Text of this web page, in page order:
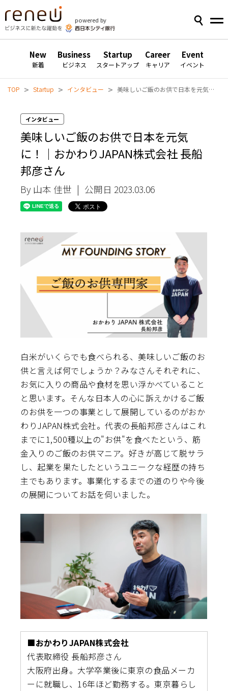
powered by
New
新着
Business
ビジネス
Startup
スタートアップ
Career
キャリア
Event
イベント
TOP > Startup > インタビュー > 美味しいご飯のお供で日本を元気に！｜おかわりJAPAN株式会社 長船邦彦さん
インタビュー
美味しいご飯のお供で日本を元気
に！｜おかわりJAPAN株式会社 長船
邦彦さん
By 山本 佳世 | 公開日 2023.03.06
白米がいくらでも食べられる、美味しいご飯のお
供と言えば何でしょうか？みなさんそれぞれに、
お気に入りの商品や食材を思い浮かべていること
と思います。そんな日本人の心に訴えかけるご飯
のお供を一つの事業として展開しているのがおか
わりJAPAN株式会社。代表の長船邦彦さんはこれ
までに1,500種以上の"お供"を食べたという、筋
金入りのご飯のお供マニア。好きが高じて脱サラ
し、起業を果たしたというユニークな経歴の持ち
主でもあります。事業化するまでの道のりや今後
の展開についてお話を伺いました。
■おかわりJAPAN株式会社
代表取締役 長船邦彦さん
大阪府出身。大学卒業後に東京の食品メーカ
ーに就職し、16年ほど勤務する。東京暮らし